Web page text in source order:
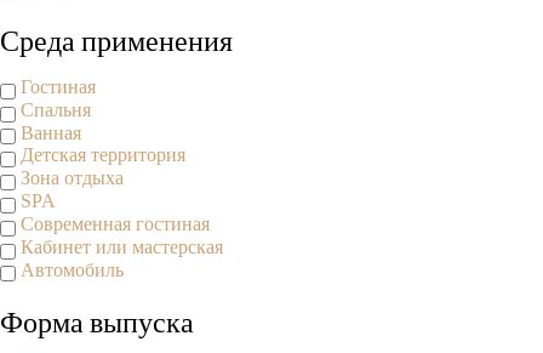
Среда применения
Гостиная
Спальня
Ванная
Детская территория
Зона отдыха
SPA
Современная гостиная
Кабинет или мастерская
Автомобиль
Форма выпуска